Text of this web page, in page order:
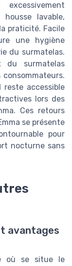
lavable,
praticité. Facile
une hygiène
du surmatelas.
du surmatelas
accessible
lors des
Ces retours
se présente
pour
nocturne sans
avantages
où se situe le